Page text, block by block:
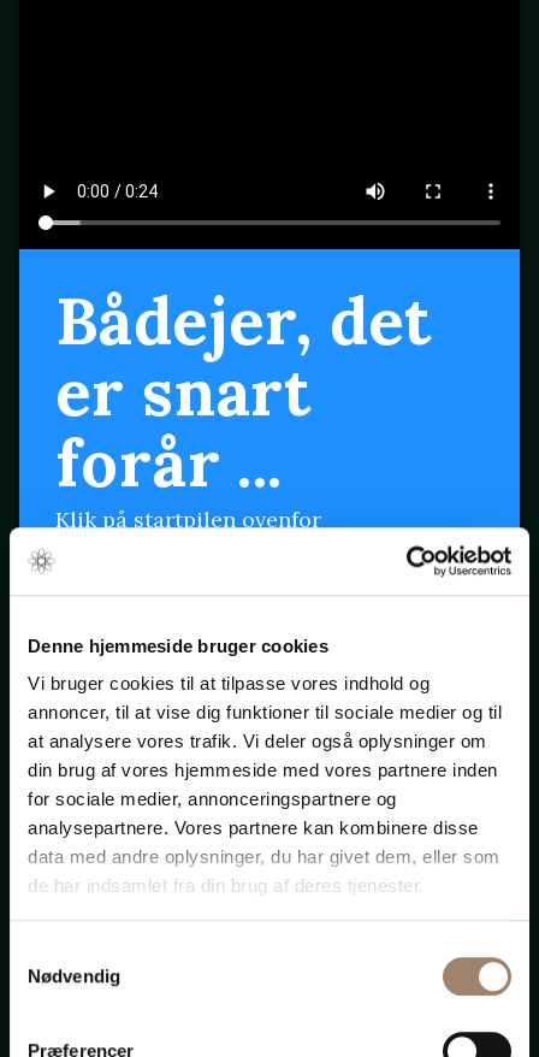
Denne hjemmeside bruger cookies
Vi bruger cookies til at tilpasse vores indhold og
annoncer, til at vise dig funktioner til sociale medier og til
at analysere vores trafik. Vi deler også oplysninger om
din brug af vores hjemmeside med vores partnere inden
for sociale medier, annonceringspartnere og
analysepartnere. Vores partnere kan kombinere disse
data med andre oplysninger, du har givet dem, eller som
de har indsamlet fra din brug af deres tjenester.
Nødvendig
Præferencer
Bådejer, det
er snart
forår ...
Klik på startpilen ovenfor
Bådadvokaten.dk
Advokat-
bistand
til